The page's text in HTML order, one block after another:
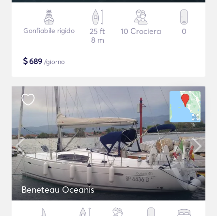
Gonfiabile rigido
25 ft
8 m
10 Crociera 0
$689 /giorno
Beneteau Oceanis